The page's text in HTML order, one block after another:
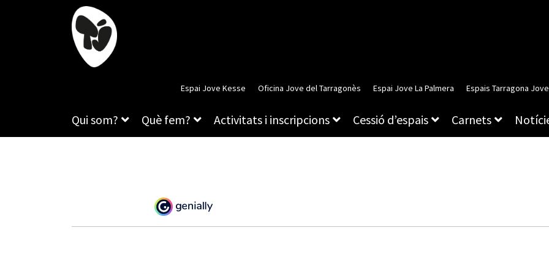
Espai Jove Kesse Oficina Jove del Tarragonès Espai Jove La Palmera Espais Tarragona Jove
Qui som? Què fem? Activitats i inscripcions Cessió d’espais Carnets